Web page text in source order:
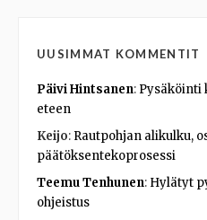
UUSIMMAT KOMMENTIT
Päivi Hintsanen: Pysäköinti
eteen
Keijo: Rautpohjan alikulku,
päätöksentekoprosessi
Teemu Tenhunen: Hylätyt
ohjeistus